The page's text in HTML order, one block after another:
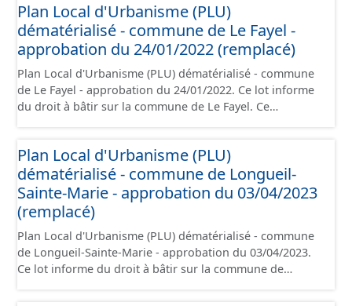
contient les pièces administratives, le rapport de
présentation, le PADD, le règlement (à l'exception des
plans de zonages), les annexes, les orientations
d'aménagement et les données géographiques. Malgré
l'attention portée à la création de ces données, il est
rappelé que seuls les documents papier font foi et sont
opposables d'un point de vue juridique.
Plan Local d'Urbanisme (PLU)
dématérialisé - commune de Le Fayel -
approbation du 24/01/2022 (remplacé)
Plan Local d'Urbanisme (PLU) dématérialisé - commune
de Le Fayel - approbation du 24/01/2022. Ce lot informe
du droit à bâtir sur la commune de Le Fayel. Ce
administratives, le rapport de présentation, le PADD, le
règlement (à l'exception des plans de zonages), les
annexes, les orientations d'aménagement et les données
géographiques. Malgré l'attention portée à la création
de ces données, il est rappelé que seuls les documents
papier font foi et sont opposables d'un point de vue
juridique.
Plan Local d'Urbanisme (PLU)
dématérialisé - commune de Longueil-
Sainte-Marie - approbation du 03/04/2023
(remplacé)
Plan Local d'Urbanisme (PLU) dématérialisé - commune
de Longueil-Sainte-Marie - approbation du 03/04/2023.
Ce lot informe du droit à bâtir sur la commune de